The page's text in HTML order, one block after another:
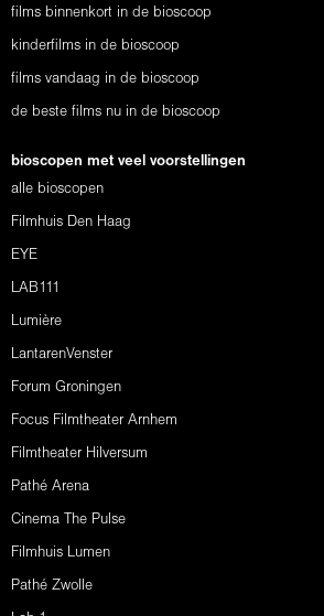
films binnenkort in de bioscoop
kinderfilms in de bioscoop
films vandaag in de bioscoop
de beste films nu in de bioscoop
bioscopen met veel voorstellingen
alle bioscopen
Filmhuis Den Haag
EYE
LAB111
Lumière
LantarenVenster
Forum Groningen
Focus Filmtheater Arnhem
Filmtheater Hilversum
Pathé Arena
Cinema The Pulse
Filmhuis Lumen
Pathé Zwolle